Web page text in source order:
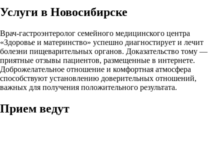
Услуги в Новосибирске
Врач-гастроэнтеролог семейного медицинского центра
«Здоровье и материнство» успешно диагностирует и лечит
болезни пищеварительных органов. Доказательство тому —
приятные отзывы пациентов, размещенные в интернете.
Доброжелательное отношение и комфортная атмосфера
способствуют установлению доверительных отношений,
важных для получения положительного результата.
Прием ведут